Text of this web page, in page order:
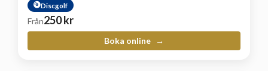
Discgolf
Från250kr
Boka online